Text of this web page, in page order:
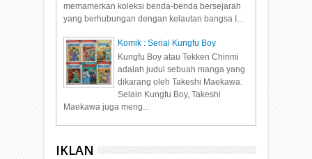
memamerkan koleksi benda-benda bersejarah
yang berhubungan dengan kelautan bangsa I...
Komik : Serial Kungfu Boy
Kungfu Boy atau Tekken Chinmi
adalah judul sebuah manga yang
dikarang oleh Takeshi Maekawa.
Selain Kungfu Boy, Takeshi
Maekawa juga meng...
IKLAN